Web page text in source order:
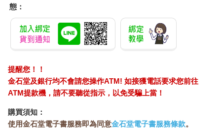
態：
提醒您！！
金石堂及銀行均不會請您操作ATM! 如接獲電話要求您前往
ATM提款機，請不要聽從指示，以免受騙上當！
購買須知：
使用金石堂電子書服務即為同意金石堂電子書服務條款。